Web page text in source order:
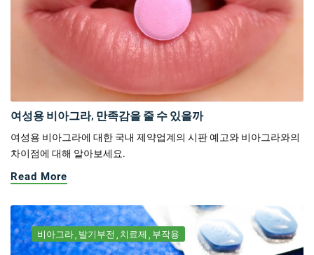
여성용 비아그라, 만족감을 줄 수 있을까
여성용 비아그라에 대한 국내 제약업계의 시판 예고와 비아그라와의
차이점에 대해 알아보세요.
Read More
비아그라 발기부전 치료제 부작용